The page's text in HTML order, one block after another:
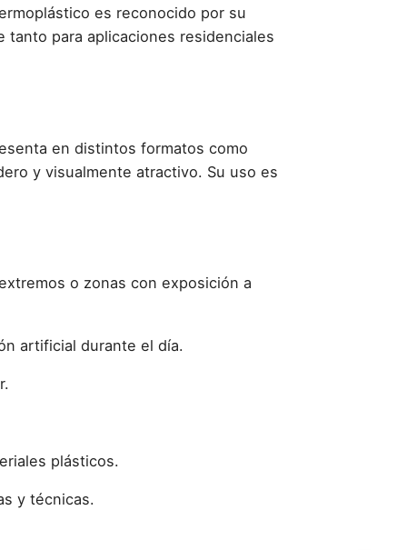
es reconocido por su
para aplicaciones residenciales
en distintos formatos como
y visualmente atractivo. Su uso es
o zonas con exposición a
artificial durante el día.
plásticos.
y técnicas.